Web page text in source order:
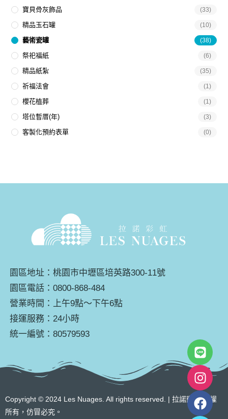
寶貝骨灰飾品 (33)
精品玉石罐 (10)
藝術瓷罐 (38)
祭祀福紙 (6)
精品紙紮 (35)
祈福法會 (1)
櫻花植葬 (1)
塔位暫厝(年) (3)
客製化預約表單 (0)
園區地址：桃園市中壢區培英路300-11號
園區電話：0800-868-484
營業時間：上午9點～下午6點
接運服務：24小時
統一編號：80579593
Copyright © 2024 Les Nuages. All rights reserved. | 拉諾寵物 版權
所有，仿冒必究。